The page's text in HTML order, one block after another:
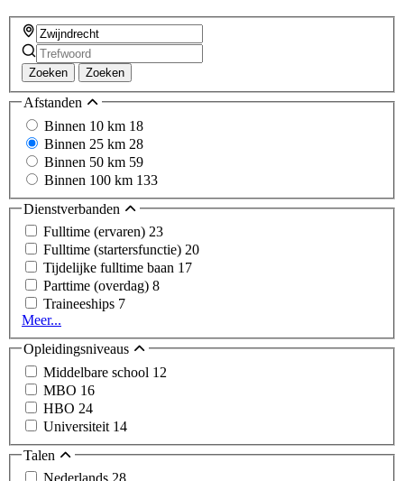
Zoeken Zoeken
Afstanden
Binnen 10 km 18
Binnen 25 km 28
Binnen 50 km 59
Binnen 100 km 133
Dienstverbanden
Fulltime (ervaren) 23
Fulltime (startersfunctie) 20
Tijdelijke fulltime baan 17
Parttime (overdag) 8
Traineeships 7
Meer...
Opleidingsniveaus
Middelbare school 12
MBO 16
HBO 24
Universiteit 14
Talen